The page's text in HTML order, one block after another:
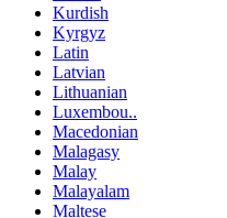
Kurdish
Kyrgyz
Latin
Latvian
Lithuanian
Luxembou..
Macedonian
Malagasy
Malay
Malayalam
Maltese